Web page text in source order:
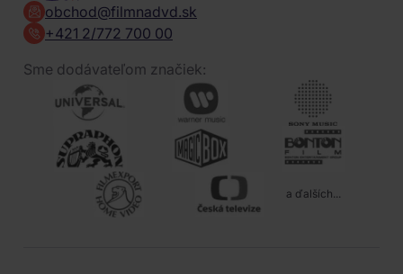
obchod@filmnadvd.sk
+421 2/772 700 00
Sme dodávateľom značiek:
a ďalších...